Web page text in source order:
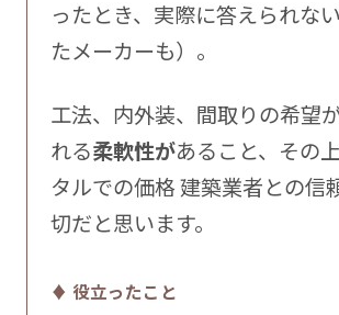
ったとき、実際に答えられな
たメーカーも）。
工法、内外装、間取りの希望
れる柔軟性があること、その
タルでの価格 建築業者との信
切だと思います。
♦ 役立ったこと